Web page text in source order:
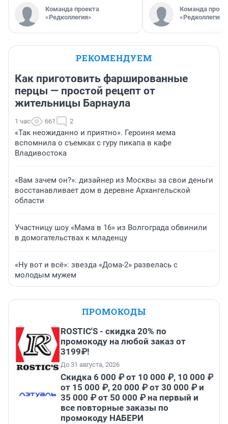
Команда проекта
«Редколлегия»
Команда
«Редколлегия»
РЕКОМЕНДУЕМ
Как приготовить фаршированные
перцы — простой рецепт от
жительницы Барнаула
1 час 661 2
«Так неожиданно и приятно». Героиня мема
вспомнила о съемках с гуру пикапа в кафе
Владивостока
«Вам зачем он?»: дизайнер из Москвы за свои деньги
восстанавливает дом в деревне Архангельской
области
Участницу шоу «Мама в 16» из Волгограда обвинили
в домогательствах к младенцу
«Ну вот и всё»: звезда «Дома-2» развелась с
молодым мужем
ПРОМОКОДЫ
ROSTIC'S - скидка 20% по
промокоду на любой заказ от
3199₽!
До 31 августа, 2026
Скидка 6 000 ₽ от 10 000 ₽, 10 000 ₽
от 15 000 ₽, 20 000 ₽ от 30 000 ₽ и
35 000 ₽ от 50 000 ₽ на первый и
все повторные заказы по
промокоду НАБЕРИ